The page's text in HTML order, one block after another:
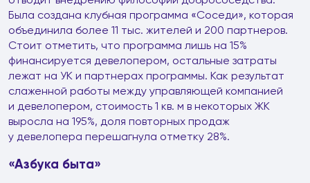
Была создана клубная программа «Соседи», которая
объединила более 11 тыс. жителей и 200 партнеров.
Стоит отметить, что программа лишь на 15%
финансируется девелопером, остальные затраты
лежат на УК и партнерах программы. Как результат
слаженной работы между управляющей компанией
и девелопером, стоимость 1 кв. м в некоторых ЖК
выросла на 195%, доля повторных продаж
у девелопера перешагнула отметку 28%.
«Азбука быта»